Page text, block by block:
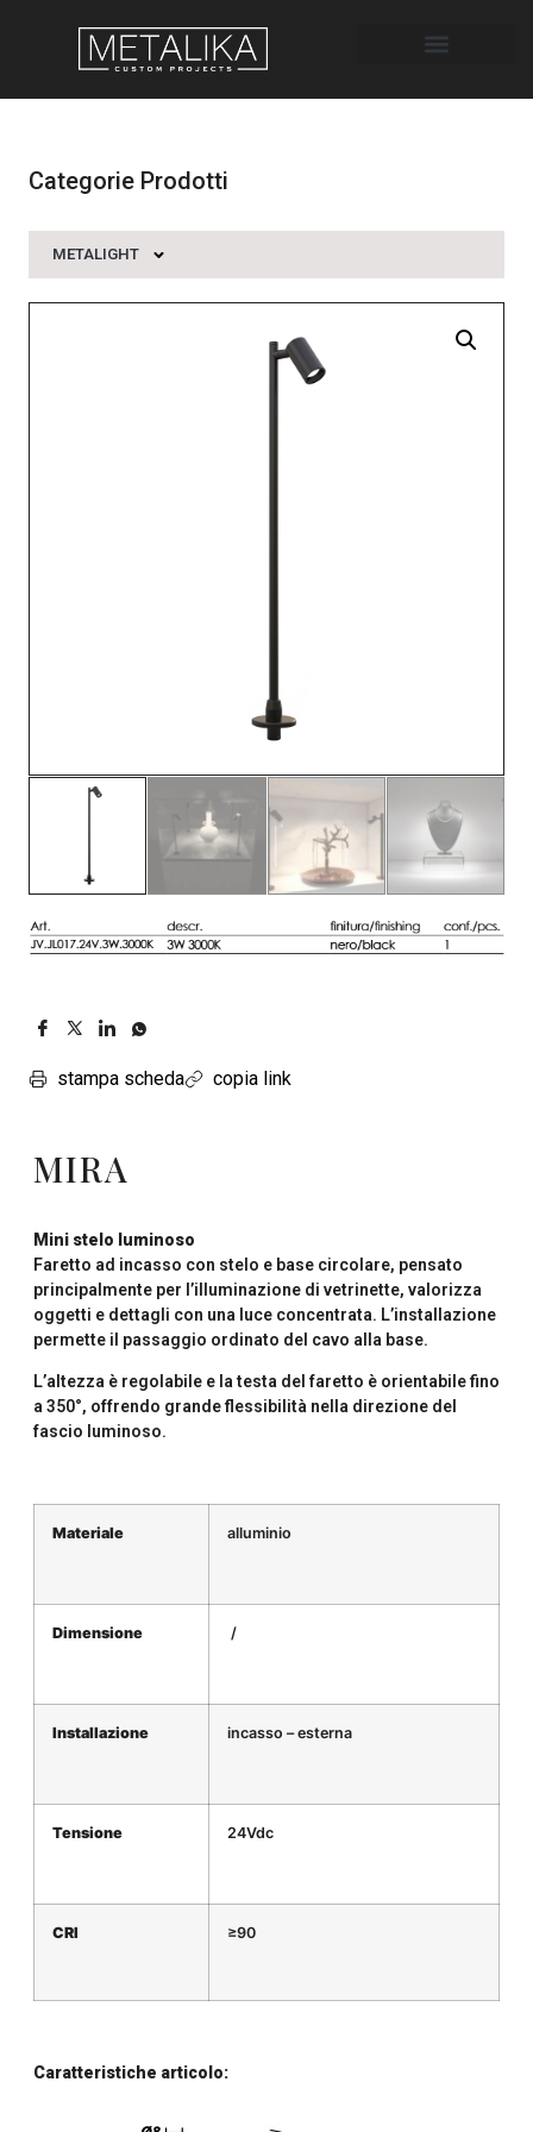
Categorie Prodotti
METALIGHT
stampa scheda copia link
MIRA
Mini stelo luminoso
Faretto ad incasso con stelo e base circolare, pensato
principalmente per l’illuminazione di vetrinette, valorizza
oggetti e dettagli con una luce concentrata. L’installazione
permette il passaggio ordinato del cavo alla base.
L’altezza è regolabile e la testa del faretto è orientabile fino
a 350°, offrendo grande flessibilità nella direzione del
fascio luminoso.
Materiale alluminio
Dimensione /
Installazione incasso – esterna
Tensione 24Vdc
CRI ≥90
Caratteristiche articolo: